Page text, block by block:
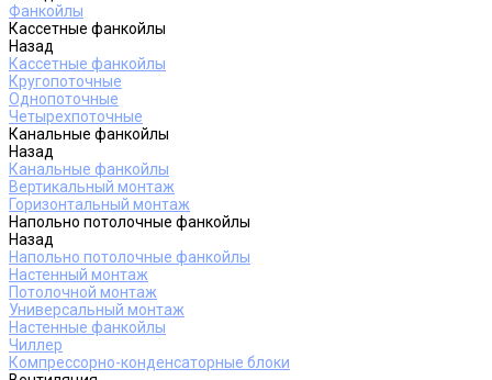
Фанкойлы
Кассетные фанкойлы
Назад
Кассетные фанкойлы
Кругопоточные
Однопоточные
Четырехпоточные
Канальные фанкойлы
Назад
Канальные фанкойлы
Вертикальный монтаж
Горизонтальный монтаж
Напольно потолочные фанкойлы
Назад
Напольно потолочные фанкойлы
Настенный монтаж
Потолочной монтаж
Универсальный монтаж
Настенные фанкойлы
Чиллер
Компрессорно-конденсаторные блоки